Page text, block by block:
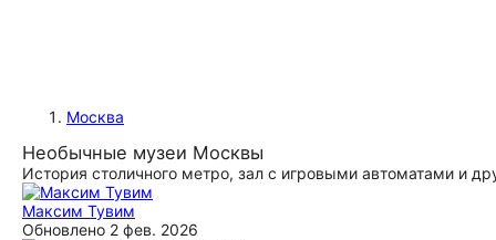
Москва
Необычные музеи Москвы
История столичного метро, зал с игровыми автоматами и
Максим Тувим
Обновлено 2 фев. 2026